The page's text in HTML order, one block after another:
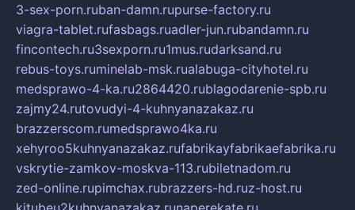
3-sex-porn.ruban-damn.rupurse-factory.ru
viagra-tablet.rufasbags.ruadler-jun.rubandamn.ru
fincontech.ru3sexporn.ru1mus.rudarksand.ru
rebus-toys.ruminelab-msk.rualabuga-cityhotel.ru
medsprawo-4-ka.ru2864420.rublagodarenie-spb.ru
zajmy24.rutovudyi-4-kuhnyanazakaz.ru
brazzerscom.rumedsprawo4ka.ru
xehyroo5kuhnyanazakaz.rufabrikayfabrikaefabrika.ru
vskrytie-zamkov-moskva-113.rubiletnadom.ru
zed-online.rupimchax.rubrazzers-hd.ruz-host.ru